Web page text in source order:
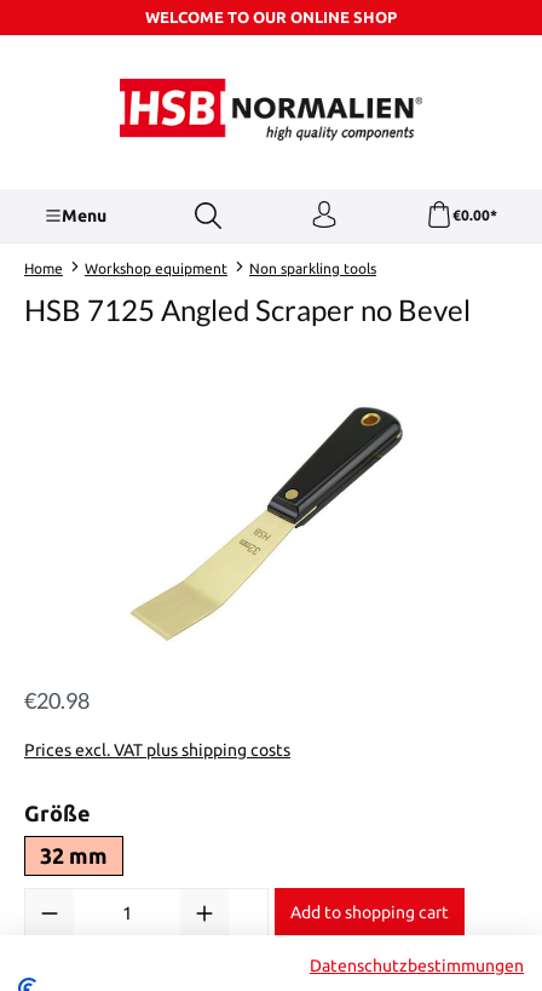
Skip to main contentWELCOME TO OUR ONLINE SHOP
Menu €0.00*
Home Workshop equipment Non sparkling tools
HSB 7125 Angled Scraper no Bevel
Regular price:
€20.98
Prices excl. VAT plus shipping costs
Select
Größe
32 mm
Add to shopping cart
Product number:
Datenschutzbestimmungen